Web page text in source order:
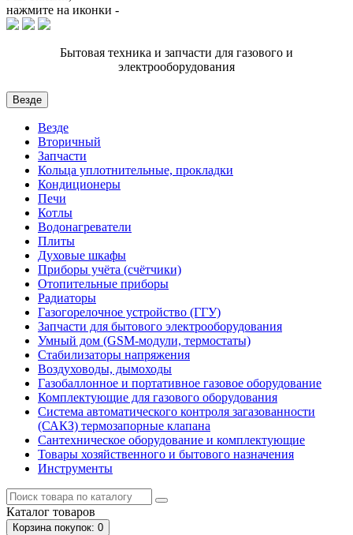
нажмите на иконки -
Бытовая техника и запчасти для газового и
электрооборудования
Везде
Везде
Вторичный
Запчасти
Кольца уплотнительные, прокладки
Кондиционеры
Печи
Котлы
Водонагреватели
Плиты
Духовые шкафы
Приборы учёта (счётчики)
Отопительные приборы
Радиаторы
Газогорелочное устройство (ГГУ)
Запчасти для бытового электрооборудования
Умный дом (GSM-модули, термостаты)
Cтабилизаторы напряжения
Воздуховоды, дымоходы
Газобаллонное и портативное газовое оборудование
Комплектующие для газового оборудования
Система автоматического контроля загазованности
(САКЗ) термозапорные клапана
Сантехническое оборудование и комплектующие
Товары хозяйственного и бытового назначения
Инструменты
Каталог товаров
Корзинапокупок: 0